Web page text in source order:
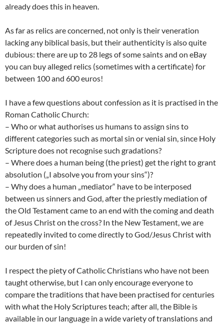
already does this in heaven.
As far as relics are concerned, not only is their veneration
lacking any biblical basis, but their authenticity is also quite
dubious: there are up to 28 legs of some saints and on eBay
you can buy alleged relics (sometimes with a certificate) for
between 100 and 600 euros!
I have a few questions about confession as it is practised in the
Roman Catholic Church:
– Who or what authorises us humans to assign sins to
different categories such as mortal sin or venial sin, since Holy
Scripture does not recognise such gradations?
– Where does a human being (the priest) get the right to grant
absolution („I absolve you from your sins“)?
– Why does a human „mediator“ have to be interposed
between us sinners and God, after the priestly mediation of
the Old Testament came to an end with the coming and death
of Jesus Christ on the cross? In the New Testament, we are
repeatedly invited to come directly to God/Jesus Christ with
our burden of sin!
I respect the piety of Catholic Christians who have not been
taught otherwise, but I can only encourage everyone to
compare the traditions that have been practised for centuries
with what the Holy Scriptures teach; after all, the Bible is
available in our language in a wide variety of translations and